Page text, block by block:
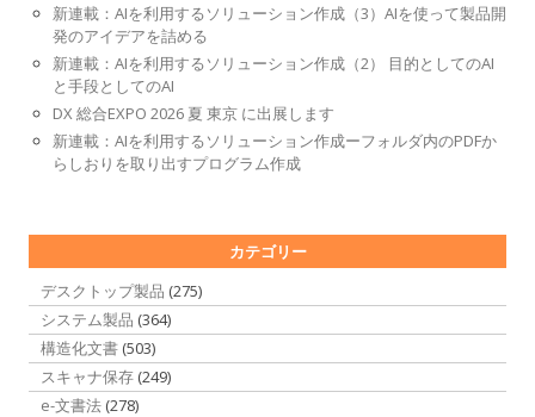
新連載：AIを利用するソリューション作成（3）AIを使って製品開
発のアイデアを詰める
新連載：AIを利用するソリューション作成（2） 目的としてのAI
と手段としてのAI
DX 総合EXPO 2026 夏 東京 に出展します
新連載：AIを利用するソリューション作成ーフォルダ内のPDFか
らしおりを取り出すプログラム作成
カテゴリー
デスクトップ製品 (275)
システム製品 (364)
構造化文書 (503)
スキャナ保存 (249)
e-文書法 (278)